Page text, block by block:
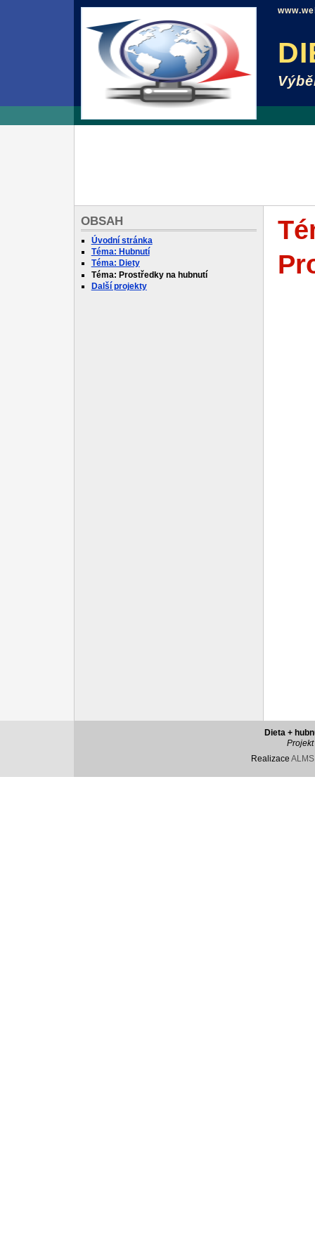
OBSAH
Úvodní stránka
Téma: Hubnutí
Téma: Diety
Téma: Prostředky na hubnutí
Další projekty
Dieta +
Realizace